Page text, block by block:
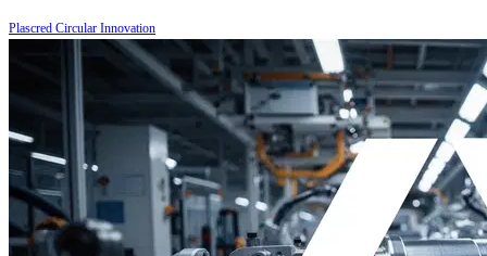
Plascred Circular Innovation